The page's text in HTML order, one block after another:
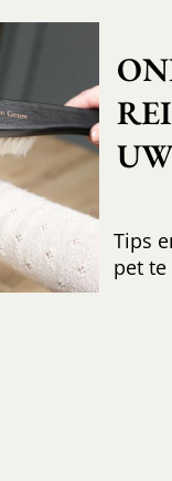
Tips
pet te